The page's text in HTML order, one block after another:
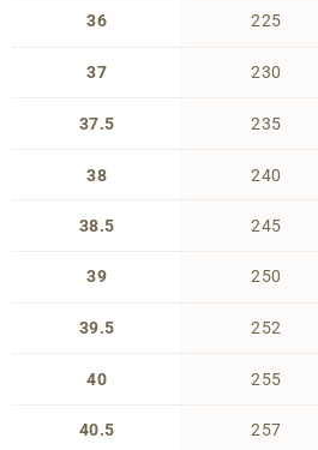
36
37
37.5
38
38.5
39
39.5
40
40.5
225
230
235
240
245
250
252
255
257